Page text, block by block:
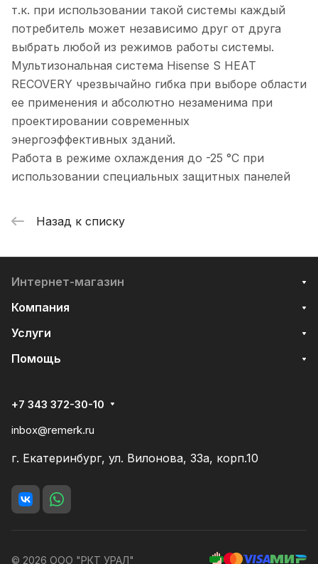
т.к. при использовании такой системы каждый
потребитель может независимо друг от друга
выбрать любой из режимов работы системы.
Мультизональная система Hisense S HEAT
RECOVERY чрезвычайно гибка при выборе области
ее применения и абсолютно незаменима при
проектировании современных
энергоэффективных зданий.
Работа в режиме охлаждения до -25 °С при
использовании специальных защитных панелей
Назад к списку
Интернет-магазин
Компания
Услуги
Помощь
+7 343 372-30-10
inbox@remerk.ru
г. Екатеринбург, ул. Вилонова, 33а, корп.10
© 2026 ООО "РКТ УРАЛ"